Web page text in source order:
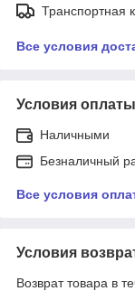
Транспортная
Все условия
Условия оплаты
Наличными
Безналичный
Все условия
Условия
Возврат товара в